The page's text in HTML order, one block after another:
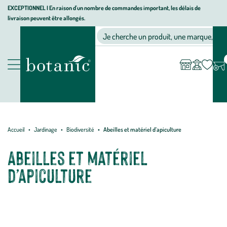
Aller
Aller
au
Aller
au
page
EXCEPTIONNEL I En raison d'un nombre de commandes important, les délais de
livraison peuvent être allongés.
Nos
animalerie,
décoration,
botanic®
Je cherche un produit, une marque, un
compte
Accueil Jardinage Biodiversité Abeilles et matériel d’apiculture
Abeilles et matériel
d’apiculture